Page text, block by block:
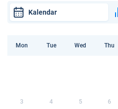
Kalendar
Mon Tue Wed Thu
3 4 5 6